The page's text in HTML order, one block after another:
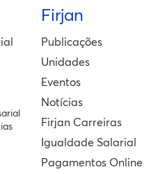
Firjan
Publicações
Unidades
Eventos
Notícias
Firjan Carreiras
Igualdade Salarial
Pagamentos Online